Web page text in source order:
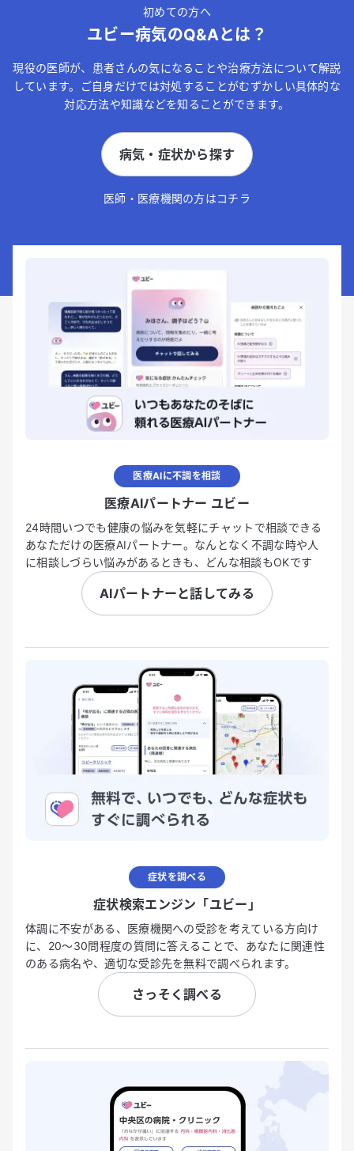
初めての方へ
ユビー病気のQ&Aとは？
現役の医師が、患者さんの気になることや治療方法について解説
しています。ご自身だけでは対処することがむずかしい具体的な
対応方法や知識などを知ることができます。
病気・症状から探す
医師・医療機関の方はコチラ
医療AIに不調を相談
医療AIパートナー ユビー
24時間いつでも健康の悩みを気軽にチャットで相談できる
あなただけの医療AIパートナー。なんとなく不調な時や人
に相談しづらい悩みがあるときも、どんな相談もOKです
AIパートナーと話してみる
症状を調べる
症状検索エンジン「ユビー」
体調に不安がある、医療機関への受診を考えている方向け
に、20〜30問程度の質問に答えることで、あなたに関連性
のある病名や、適切な受診先を無料で調べられます。
さっそく調べる